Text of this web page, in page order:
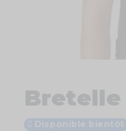
Disponible bientôt